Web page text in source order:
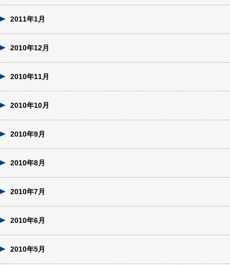
2011年1月
2010年12月
2010年11月
2010年10月
2010年9月
2010年8月
2010年7月
2010年6月
2010年5月